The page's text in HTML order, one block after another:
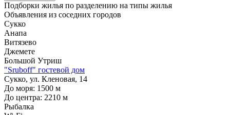
Подборки жилья по разделению на типы жилья
Объявления из соседних городов
Сукко
Анапа
Витязево
Джемете
Большой Утриш
"Sruboff" гостевой дом
Сукко, ул. Кленовая, 14
До моря: 1500 м
До центра: 2210 м
Рыбалка